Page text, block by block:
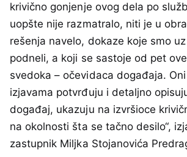
krivično gonjenje ovog dela po
uopšte nije razmatralo, niti je u
rešenja navelo, dokaze koje smo
podneli, a koji se sastoje od pet
svedoka – očevidaca događaja.
izjavama potvrđuju i detaljno
događaj, ukazuju na izvršioce
na okolnosti šta se tačno desilo“,
zastupnik Miljka Stojanovića